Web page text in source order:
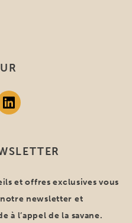
et offres exclusives vous
newsletter et
à l’appel de la savane.